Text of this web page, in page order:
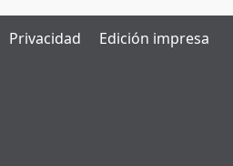
Privacidad Edición impresa